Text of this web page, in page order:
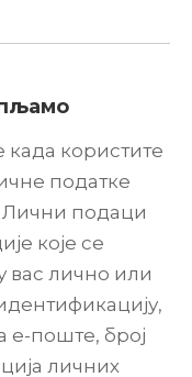
користите
податке
Лични подаци
које се
вас лично или
е-поште, број
личних